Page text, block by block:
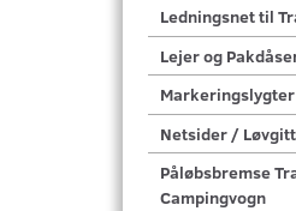
Ledningsnet til
Lejer og
Netsider /
Påløbsbremse
Campingvogn